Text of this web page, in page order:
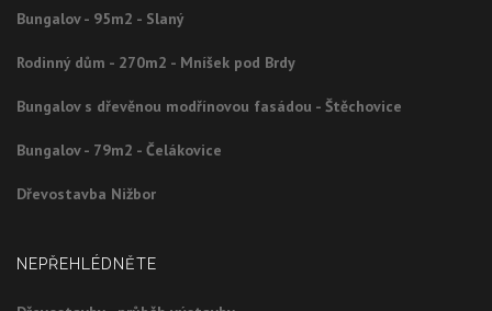
Bungalov - 95m2 - Slaný
Rodinný dům - 270m2 - Mníšek pod Brdy
Bungalov s dřevěnou modřínovou fasádou - Štěchovice
Bungalov - 79m2 - Čelákovice
Dřevostavba Nižbor
NEPŘEHLÉDNĚTE